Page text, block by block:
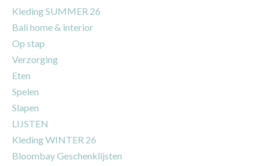
Kleding SUMMER 26
Bali home & interior
Op stap
Verzorging
Eten
Spelen
Slapen
LIJSTEN
Kleding WINTER 26
Bloombay Geschenklijsten